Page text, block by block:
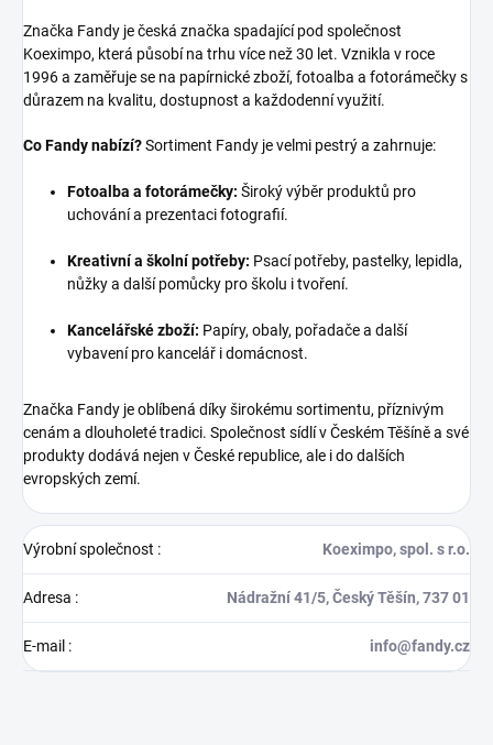
Značka Fandy je česká značka spadající pod společnost
Koeximpo, která působí na trhu více než 30 let. Vznikla v roce
1996 a zaměřuje se na papírnické zboží, fotoalba a fotorámečky s
důrazem na kvalitu, dostupnost a každodenní využití.
Co Fandy nabízí?Sortiment Fandy je velmi pestrý a zahrnuje:
Fotoalba a fotorámečky: Široký výběr produktů pro
uchování a prezentaci fotografií.
Kreativní a školní potřeby: Psací potřeby, pastelky, lepidla,
nůžky a další pomůcky pro školu i tvoření.
Kancelářské zboží: Papíry, obaly, pořadače a další
vybavení pro kancelář i domácnost.
Značka Fandy je oblíbená díky širokému sortimentu, příznivým
cenám a dlouholeté tradici. Společnost sídlí v Českém Těšíně a své
produkty dodává nejen v České republice, ale i do dalších
evropských zemí.
Výrobní společnost : Koeximpo, spol. s r.o.
Adresa : Nádražní 41/5, Český Těšín, 737 01
E-mail : info@fandy.cz